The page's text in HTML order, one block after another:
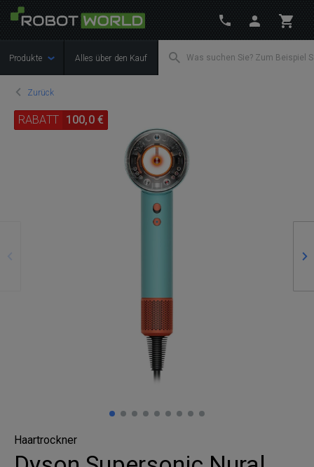
Produkte Alles über den Kauf
Zurück
RABATT 100,0 €
Haartrockner